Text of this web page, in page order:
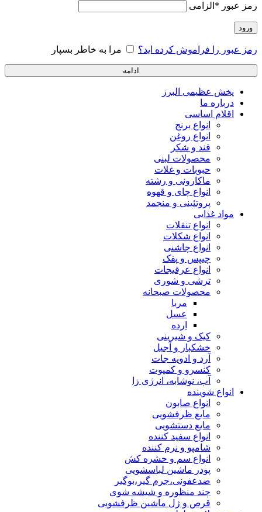
رمز عبور * الزامی
ورود
رمز عبور را فراموش کرده اید؟ مرا به خاطر بسپار
ادامه
پخش عظیمی البرز
درباره ما
اقلام اساسی
انواع برنج
انواع روغن
قند و شکر
محصولات لبنی
حبوبات و غلات
ماکارونی و رشته
انواع چای و قهوه
پروتئینی و منجمد
مواد غذایی
انواع تنقلات
انواع شکلات
انواع چاشنی
چیپس و پفک
انواع عرقیجات
ترشی و شوری
محصولات صبحانه
مربا
عسل
ارده
کیک و شیرینی
خشکبار و آجیل
آرد و ادویه جات
کنسرو و کمپوت
آب، نوشابه، انرژی زا
انواع شوینده
انواع صابون
مایع ظرفشویی
مایع دستشویی
انواع سفید کننده
شامپو و نرم کننده
انواع سم و حشره کش
پودر ماشین لباسشویی
ضدعفونی،جرم گیر،بوگیر
چند منظوره و شیشه شوی
قرص و ژل ماشین ظرفشویی